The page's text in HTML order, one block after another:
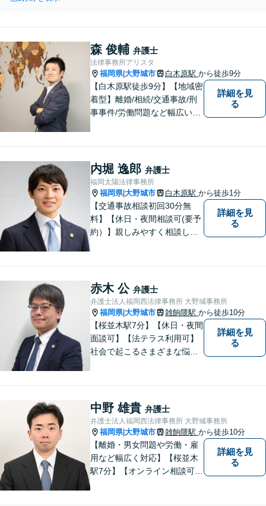
討が必須。理論武装無しでは、闘え
森 俊輔 弁護士
法律事務所アリスタ
福岡県|大野城市 白木原駅 から徒歩9分
【白木原駅徒歩9分】【地域密
着型】離婚/相続/交通事故/刑
事事件/労働問題など幅広い事
せたオーダーメイド対応を心
がけています。
詳細を見
る
内堀 逸郎 弁護士
福岡太陽法律事務所
福岡県|大野城市 白木原駅 から徒歩1分
【交通事故相談初回30分無
料】【休日・夜間相談可(要予
約）】親しみやすく相談しや
詳細を見
る
赤木 公 弁護士
弁護士法人福岡西法律事務所 大野城事務所
福岡県|大野城市 雑餉隈駅 から徒歩10分
【桜並木駅7分】【休日・夜間
面談可】【法テラス利用可】
社会で起こるさまざまな悩み
す。 困りごとやご相談があり
ましたら、どうぞお気軽にお
声がけください。
詳細を見
る
中野 雄貴 弁護士
弁護士法人福岡西法律事務所 大野城事務所
福岡県|大野城市 雑餉隈駅 から徒歩10分
【離婚・男女問題や労働・雇
用など幅広く対応】【桜並木
駅7分】【オンライン相談可
詳細を見
る